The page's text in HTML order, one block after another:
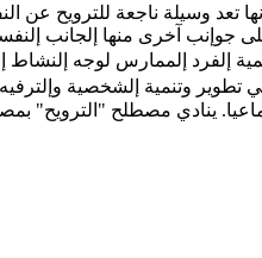
تعد وسيلة ناجعة
على جوإنب آخرى منها